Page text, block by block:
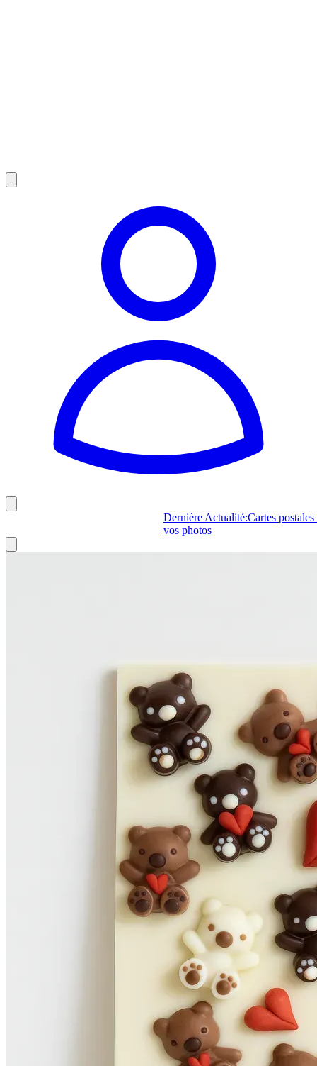
Dernière Actualité:
vos photos